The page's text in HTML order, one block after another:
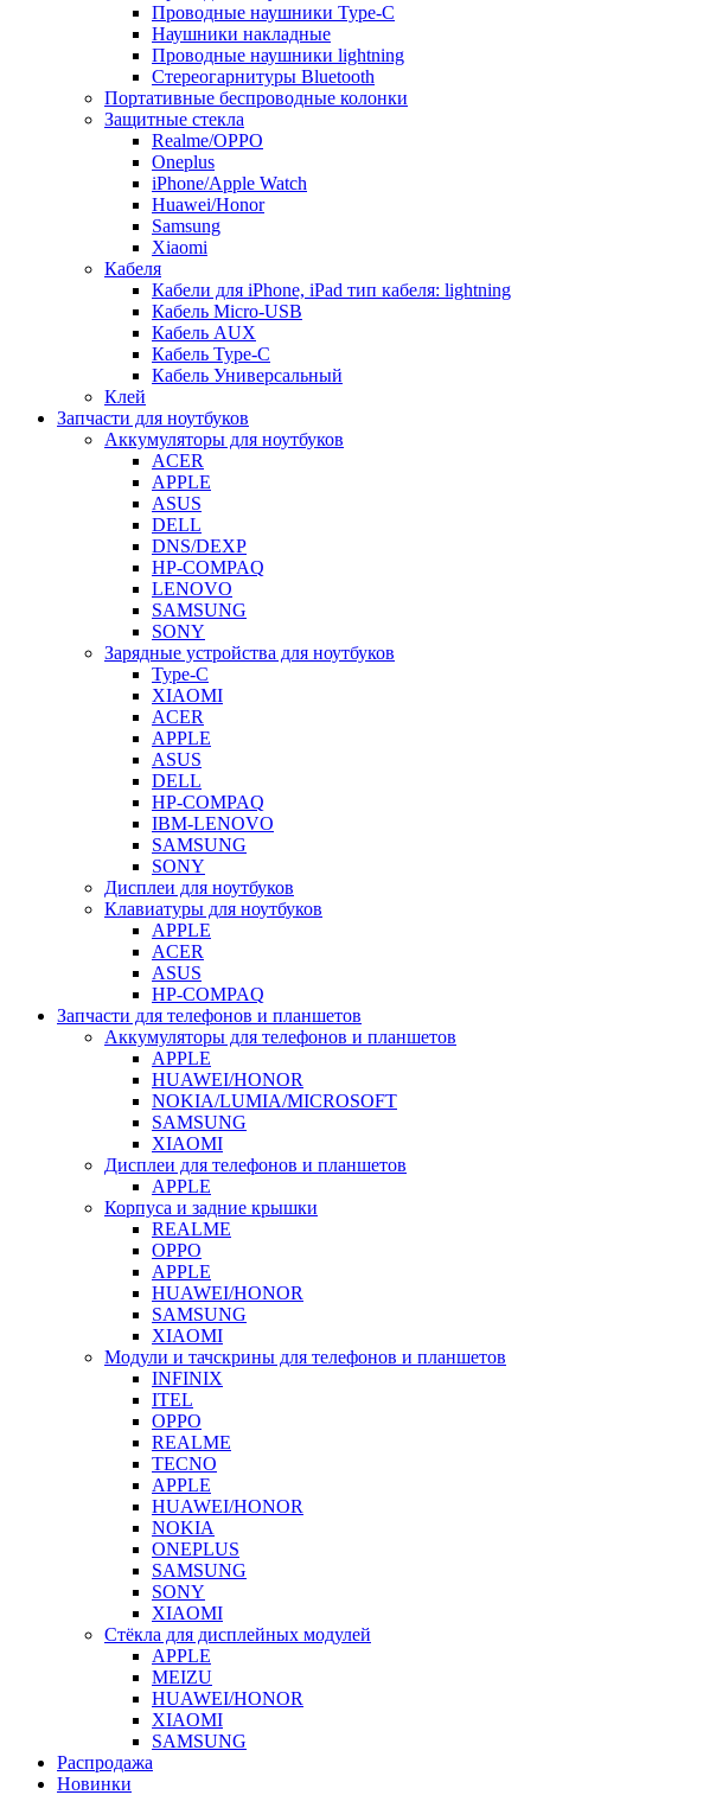
Проводные наушники Type-C
Наушники накладные
Проводные наушники lightning
Стереогарнитуры Bluetooth
Портативные беспроводные колонки
Защитные стекла
Realme/OPPO
Oneplus
iPhone/Apple Watch
Huawei/Honor
Samsung
Xiaomi
Кабеля
Кабели для iPhone, iPad тип кабеля: lightning
Кабель Micro-USB
Кабель AUX
Кабель Type-C
Кабель Универсальный
Клей
Запчасти для ноутбуков
Аккумуляторы для ноутбуков
ACER
APPLE
ASUS
DELL
DNS/DEXP
HP-COMPAQ
LENOVO
SAMSUNG
SONY
Зарядные устройства для ноутбуков
Type-C
XIAOMI
ACER
APPLE
ASUS
DELL
HP-COMPAQ
IBM-LENOVO
SAMSUNG
SONY
Дисплеи для ноутбуков
Клавиатуры для ноутбуков
APPLE
ACER
ASUS
HP-COMPAQ
Запчасти для телефонов и планшетов
Аккумуляторы для телефонов и планшетов
APPLE
HUAWEI/HONOR
NOKIA/LUMIA/MICROSOFT
SAMSUNG
XIAOMI
Дисплеи для телефонов и планшетов
APPLE
Корпуса и задние крышки
REALME
OPPO
APPLE
HUAWEI/HONOR
SAMSUNG
XIAOMI
Модули и тачскрины для телефонов и планшетов
INFINIX
ITEL
OPPO
REALME
TECNO
APPLE
HUAWEI/HONOR
NOKIA
ONEPLUS
SAMSUNG
SONY
XIAOMI
Стёкла для дисплейных модулей
APPLE
MEIZU
HUAWEI/HONOR
XIAOMI
SAMSUNG
Распродажа
Новинки